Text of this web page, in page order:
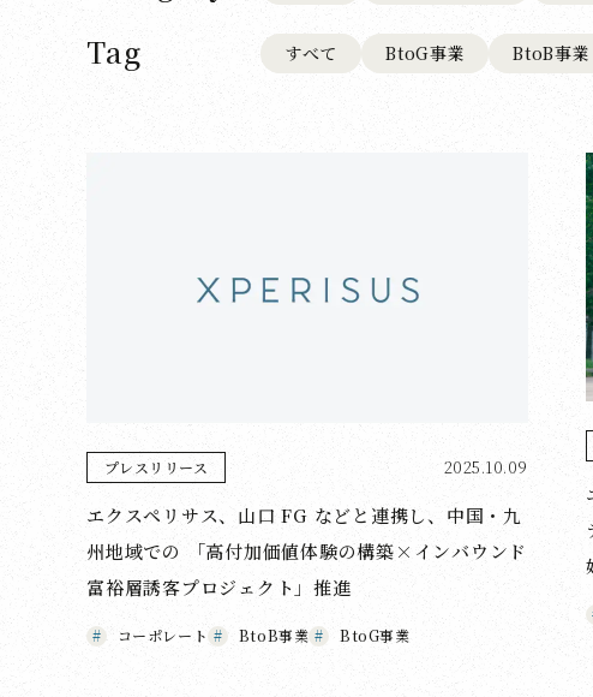
Tag すべて BtoG事業 BtoB事業
プレスリリース 2025.10.09
エクスペリサス、山口 FG などと連携し、中国・九
州地域での 「高付加価値体験の構築×インバウンド
富裕層誘客プロジェクト」推進
コーポレート BtoB事業 BtoG事業